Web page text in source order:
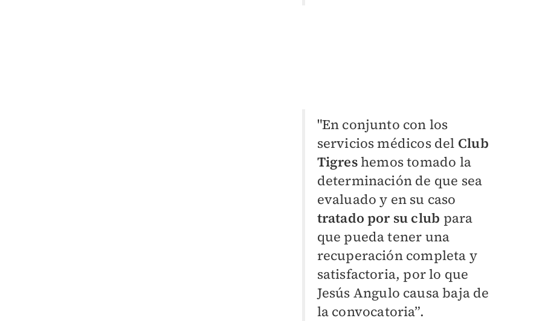
"En conjunto con los
servicios médicos del Club
Tigreshemos tomado la
determinación de que sea
evaluado y en su caso
tratado por su club para
que pueda tener una
recuperación completa y
satisfactoria, por lo que
Jesús Angulo causa baja de
la convocatoria”.